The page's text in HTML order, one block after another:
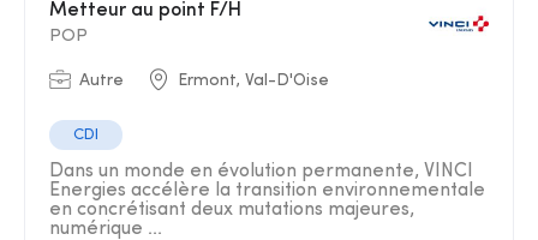
Metteur au point F/H
POP
Autre Ermont, Val-D'Oise
CDI
Dans un monde en évolution permanente, VINCI
Energies accélère la transition environnementale
en concrétisant deux mutations majeures,
numérique ...